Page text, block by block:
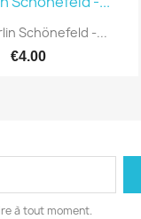
Quick view
Schönefeld -...
€4.00
à tout moment.